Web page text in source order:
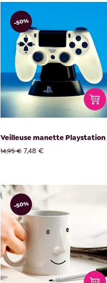
-50%
Veilleuse manette Playstation
14,95 € 7,48 €
-50%